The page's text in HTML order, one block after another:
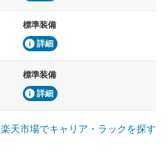
標準装備
詳細
標準装備
詳細
楽天市場でキャリア・ラックを探す